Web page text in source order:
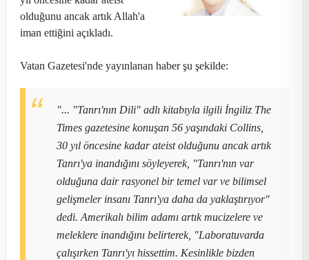
olduğunu ancak artık Allah'a
iman ettiğini açıkladı.
Vatan Gazetesi'nde yayınlanan haber şu şekilde:
"... "Tanrı'nın Dili" adlı kitabıyla ilgili İngiliz The
Times gazetesine konuşan 56 yaşındaki Collins,
30 yıl öncesine kadar ateist olduğunu ancak artık
Tanrı'ya inandığını söyleyerek, "Tanrı'nın var
olduğuna dair rasyonel bir temel var ve bilimsel
gelişmeler insanı Tanrı'ya daha da yaklaştırıyor"
dedi. Amerikalı bilim adamı artık mucizelere ve
meleklere inandığını belirterek, "Laboratuvarda
çalışırken Tanrı'yı hissettim. Kesinlikle bizden